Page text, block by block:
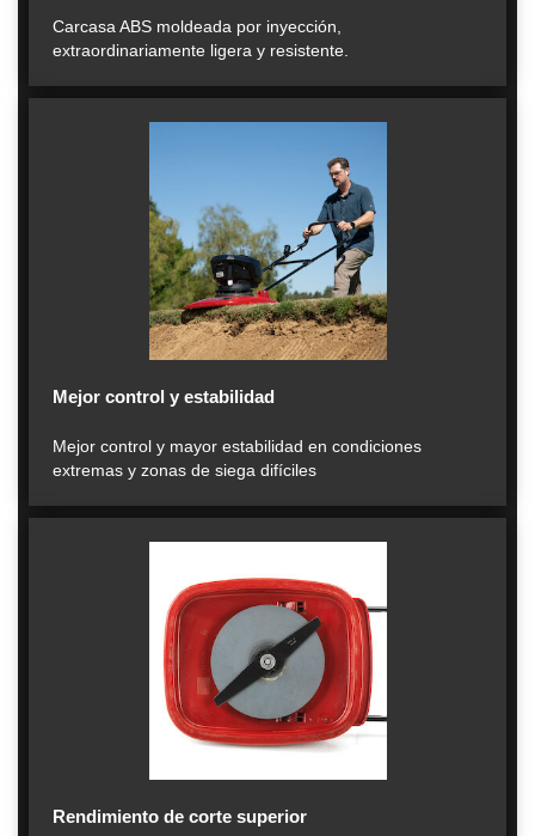
Carcasa ABS moldeada por inyección,
extraordinariamente ligera y resistente.
Mejor control y estabilidad
Mejor control y mayor estabilidad en condiciones
extremas y zonas de siega difíciles
Rendimiento de corte superior